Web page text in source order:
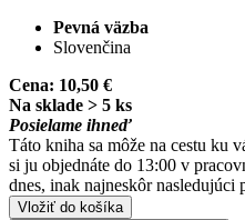
Pevná väzba
Slovenčina
Cena: 10,50 €
Na sklade > 5 ks
Posielame ihneď
Táto kniha sa môže na cestu ku
si ju objednáte do 13:00 v
dnes, inak najneskôr nasledujúci
Vložiť do košíka